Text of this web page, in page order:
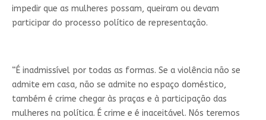
impedir que as mulheres possam, queiram ou devam
participar do processo político de representação.
“É inadmissível por todas as formas. Se a violência não se
admite em casa, não se admite no espaço doméstico,
também é crime chegar às praças e à participação das
mulheres na política. É crime e é inaceitável. Nós teremos